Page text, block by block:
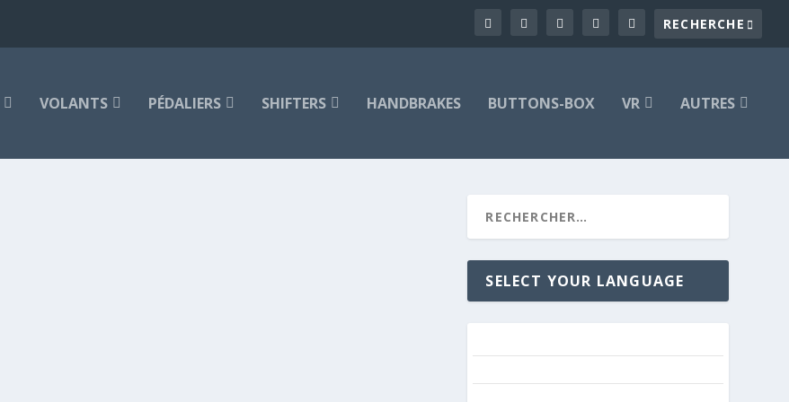
VOLANTS PÉDALIERS SHIFTERS HANDBRAKES BUTTONS-BOX VR AUTRES
SELECT YOUR LANGUAGE